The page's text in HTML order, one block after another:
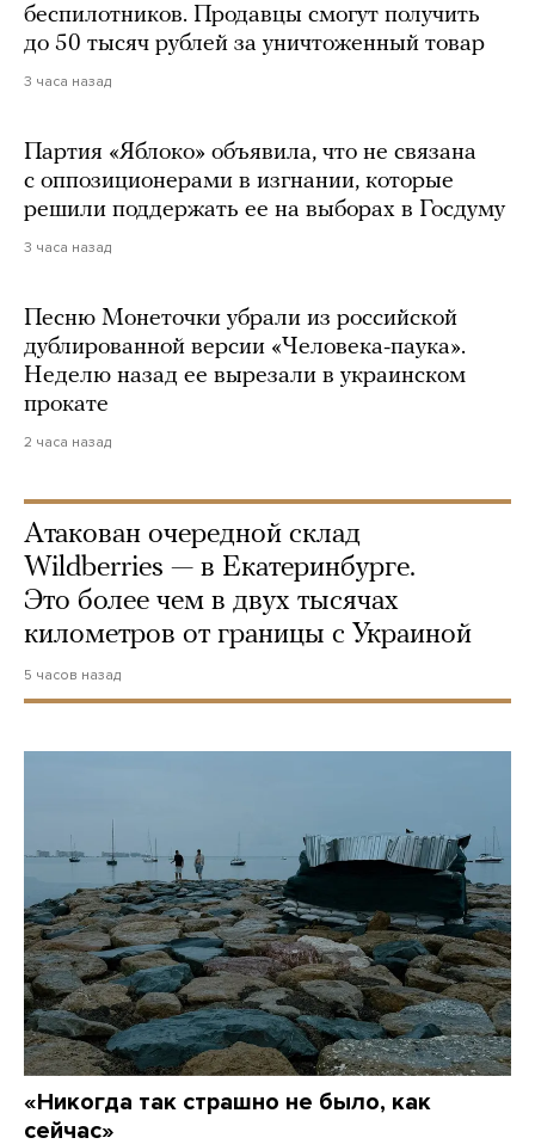
беспилотников. Продавцы смогут получить
до 50 тысяч рублей за уничтоженный товар
3 часа назад
Партия «Яблоко» объявила, что не связана
с оппозиционерами в изгнании, которые
решили поддержать ее на выборах в Госдуму
3 часа назад
Песню Монеточки убрали из российской
дублированной версии «Человека-паука».
Неделю назад ее вырезали в украинском
прокате
2 часа назад
Атакован очередной склад
Wildberries — в Екатеринбурге.
Это более чем в двух тысячах
километров от границы с Украиной
5 часов назад
«Никогда так страшно не было, как
сейчас»